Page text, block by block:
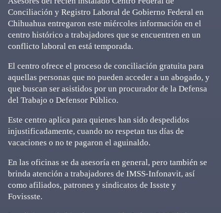
Conciliación y Registro Laboral de Gobierno Federal en
Chihuahua entregaron este miércoles información en el
centro histórico a trabajadores que se encuentren en un
conflicto laboral en está temporada.
El centro ofrece el proceso de conciliación gratuita para
aquellas personas que no pueden acceder a un abogado, y
que buscan ser asistidos por un procurador de la Defensa
del Trabajo o Defensor Público.
Este centro aplica para quienes han sido despedidos
injustificadamente, cuando no respetan tus días de
vacaciones o no te pagaron el aguinaldo.
En las oficinas se da asesoría en general, pero también se
brinda atención a trabajadores de IMSS-Infonavit, así
como afiliados, patrones y sindicatos de Issste y
Fovissste.